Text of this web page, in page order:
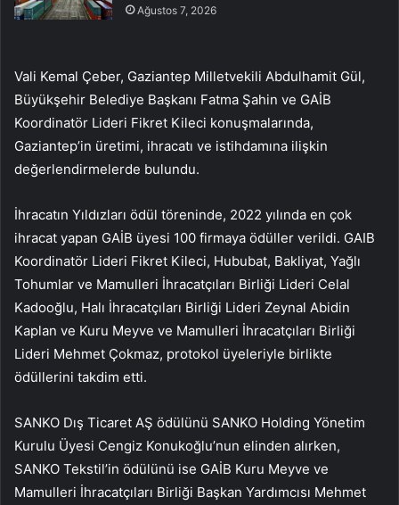
Ağustos 7, 2026
Vali Kemal Çeber, Gaziantep Milletvekili Abdulhamit Gül,
Büyükşehir Belediye Başkanı Fatma Şahin ve GAİB
Koordinatör Lideri Fikret Kileci konuşmalarında,
Gaziantep’in üretimi, ihracatı ve istihdamına ilişkin
değerlendirmelerde bulundu.
İhracatın Yıldızları ödül töreninde, 2022 yılında en çok
ihracat yapan GAİB üyesi 100 firmaya ödüller verildi. GAIB
Koordinatör Lideri Fikret Kileci, Hububat, Bakliyat, Yağlı
Tohumlar ve Mamulleri İhracatçıları Birliği Lideri Celal
Kadooğlu, Halı İhracatçıları Birliği Lideri Zeynal Abidin
Kaplan ve Kuru Meyve ve Mamulleri İhracatçıları Birliği
Lideri Mehmet Çokmaz, protokol üyeleriyle birlikte
ödüllerini takdim etti.
SANKO Dış Ticaret AŞ ödülünü SANKO Holding Yönetim
Kurulu Üyesi Cengiz Konukoğlu’nun elinden alırken,
SANKO Tekstil’in ödülünü ise GAİB Kuru Meyve ve
Mamulleri İhracatçıları Birliği Başkan Yardımcısı Mehmet